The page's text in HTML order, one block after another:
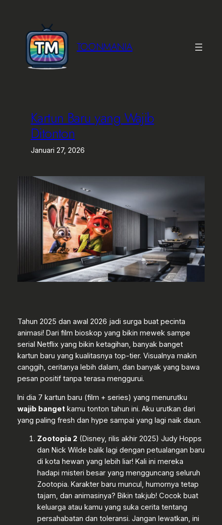
TOONMANIA
Kartun Baru yang Wajib
Ditonton
Januari 27, 2026
Tahun 2025 dan awal 2026 jadi surga buat pecinta
animasi! Dari film bioskop yang bikin mewek sampe
serial Netflix yang bikin ketagihan, banyak banget
kartun baru yang kualitasnya top-tier. Visualnya makin
canggih, ceritanya lebih dalam, dan banyak yang bawa
pesan positif tanpa terasa menggurui.
Ini dia 7 kartun baru (film + series) yang menurutku
wajib bangetkamu tonton tahun ini. Aku urutkan dari
yang paling fresh dan hype sampai yang lagi naik daun.
Zootopia 2(Disney, rilis akhir 2025) Judy Hopps
dan Nick Wilde balik lagi dengan petualangan baru
di kota hewan yang lebih liar! Kali ini mereka
hadapi misteri besar yang mengguncang seluruh
Zootopia. Karakter baru muncul, humornya tetap
tajam, dan animasinya? Bikin takjub! Cocok buat
keluarga atau kamu yang suka cerita tentang
persahabatan dan toleransi. Jangan lewatkan, ini